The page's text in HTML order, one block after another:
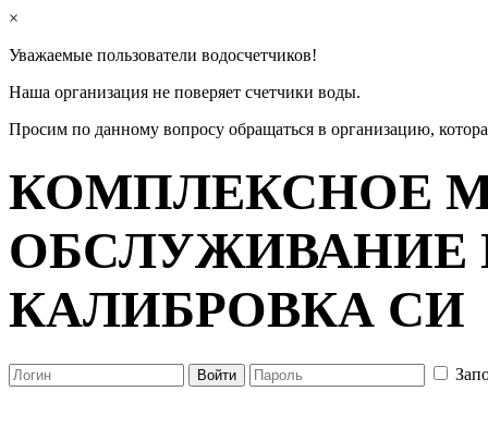
×
Уважаемые пользователи водосчетчиков!
Наша организация не поверяет счетчики воды.
Просим по данному вопросу обращаться в организацию,
КОМПЛЕКСНОЕ
ОБСЛУЖИВАНИЕ
КАЛИБРОВКА СИ